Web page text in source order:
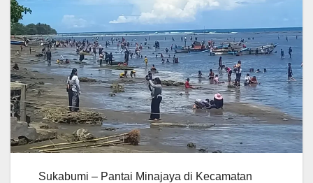
Sukabumi – Pantai Minajaya di Kecamatan